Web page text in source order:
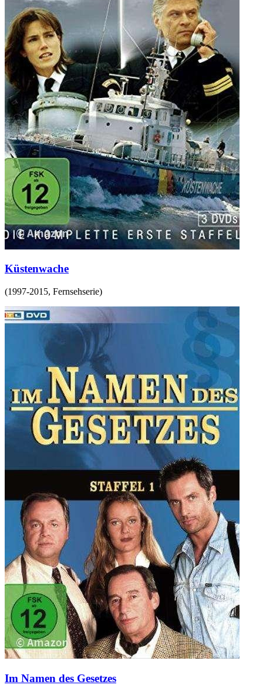
Küstenwache
(1997-2015, Fernsehserie)
Im Namen des Gesetzes